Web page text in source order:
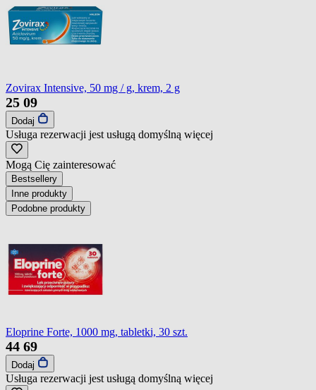
Zovirax Intensive, 50 mg / g, krem, 2 g
25 09
Dodaj
Usługa rezerwacji jest usługą domyślną więcej
Mogą Cię zainteresować
Bestsellery
Inne produkty
Podobne produkty
Eloprine Forte, 1000 mg, tabletki, 30 szt.
44 69
Dodaj
Usługa rezerwacji jest usługą domyślną więcej